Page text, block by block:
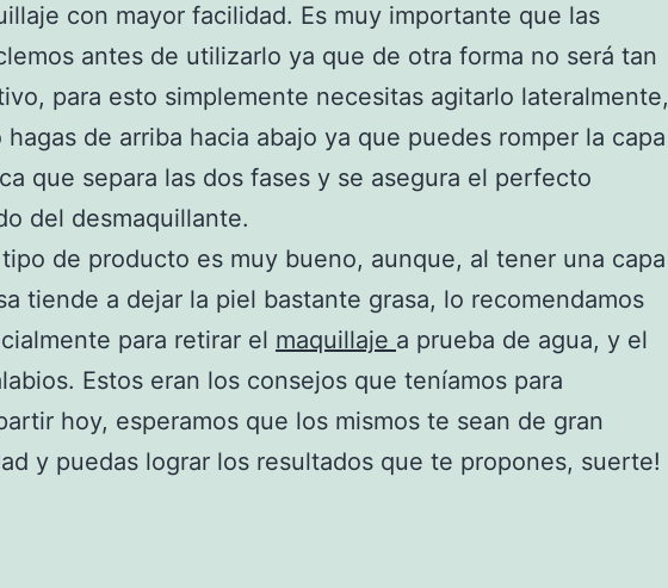
con mayor facilidad. Es muy importante que las
antes de utilizarlo ya que de otra forma no será tan
para esto simplemente necesitas agitarlo lateralmente,
hagas de arriba hacia abajo ya que puedes romper la capa
que separa las dos fases y se asegura el perfecto
del desmaquillante.
de producto es muy bueno, aunque, al tener una capa
tiende a dejar la piel bastante grasa, lo recomendamos
para retirar el maquillaje a prueba de agua, y el
Estos eran los consejos que teníamos para
hoy, esperamos que los mismos te sean de gran
y puedas lograr los resultados que te propones, suerte!